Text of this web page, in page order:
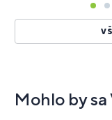
Mohlo by